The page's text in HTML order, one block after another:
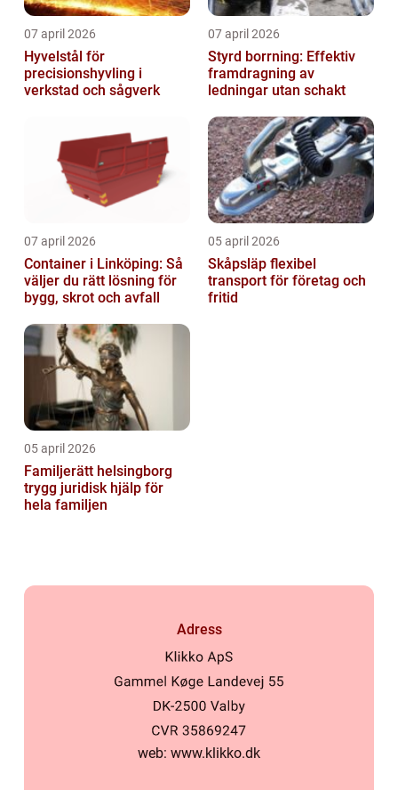
07 april 2026
Hyvelstål för
precisionshyvling i
verkstad och sågverk
07 april 2026
Styrd borrning: Effektiv
framdragning av
ledningar utan schakt
07 april 2026
Container i Linköping: Så
väljer du rätt lösning för
bygg, skrot och avfall
05 april 2026
Skåpsläp flexibel
transport för företag och
fritid
05 april 2026
Familjerätt helsingborg
trygg juridisk hjälp för
hela familjen
Adress
web: www.klikko.dk